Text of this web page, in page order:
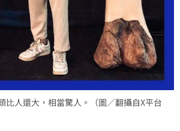
比人還大，相當驚人。（圖／翻攝自X平台